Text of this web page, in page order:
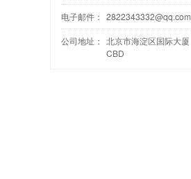
电子邮件： 2822343332@qq.com
公司地址： 北京市海淀区国际大厦
CBD